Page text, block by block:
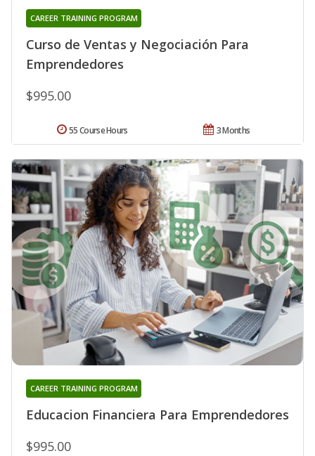
Curso de Ventas y Negociación Para
Emprendedores
CAREER TRAINING PROGRAM
$995.00
3 Months
55 Course Hours
Educacion Financiera Para Emprendedores
CAREER TRAINING PROGRAM
$995.00